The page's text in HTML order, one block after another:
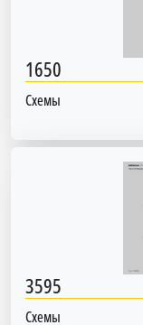
1650
Схемы
3595
Схемы